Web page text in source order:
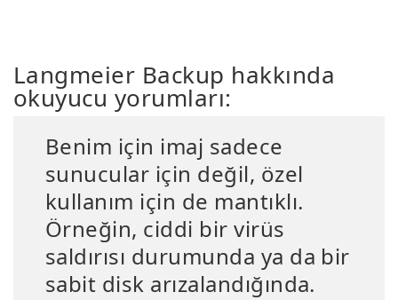
Langmeier Backup hakkında
okuyucu yorumları:
Benim için imaj sadece
sunucular için değil, özel
kullanım için de mantıklı.
Örneğin, ciddi bir virüs
saldırısı durumunda ya da bir
sabit disk arızalandığında.